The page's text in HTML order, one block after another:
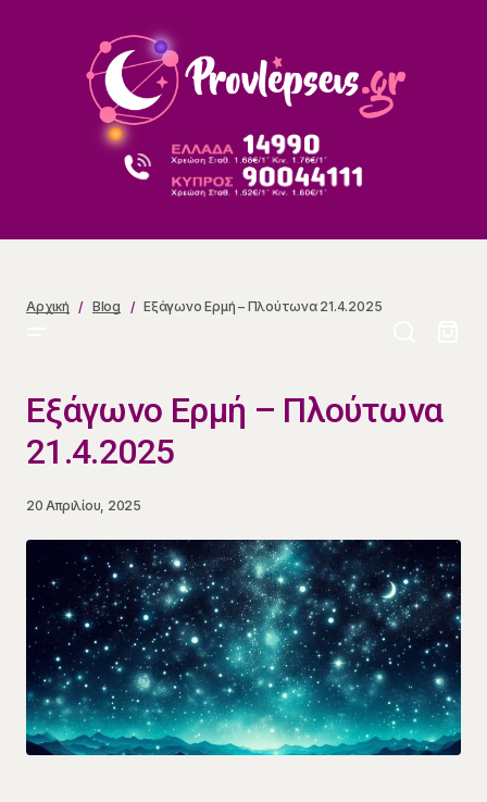
Αρχική Blog Εξάγωνο Ερμή – Πλούτωνα 21.4.2025
Εξάγωνο Ερμή – Πλούτωνα
21.4.2025
20 Απριλίου, 2025